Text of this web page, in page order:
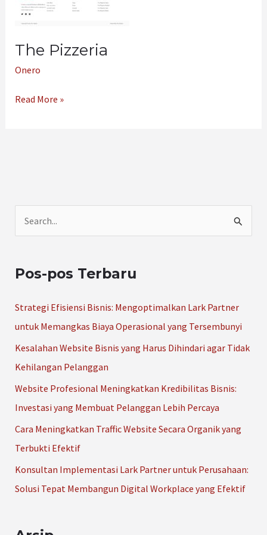
The Pizzeria
Onero
Read More »
iPos-pos Terbaru
Strategi Efisiensi Bisnis: Mengoptimalkan Lark Partner
untuk Memangkas Biaya Operasional yang Tersembunyi
Kesalahan Website Bisnis yang Harus Dihindari agar Tidak
Kehilangan Pelanggan
Website Profesional Meningkatkan Kredibilitas Bisnis:
Investasi yang Membuat Pelanggan Lebih Percaya
Cara Meningkatkan Traffic Website Secara Organik yang
Terbukti Efektif
Konsultan Implementasi Lark Partner untuk Perusahaan:
Solusi Tepat Membangun Digital Workplace yang Efektif